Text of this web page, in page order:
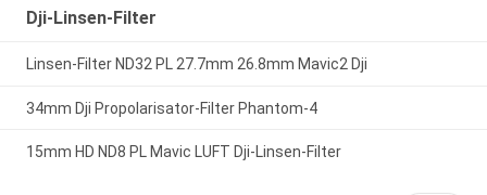
Dji-Linsen-Filter
Linsen-Filter ND32 PL 27.7mm 26.8mm Mavic2 Dji
34mm Dji Propolarisator-Filter Phantom-4
15mm HD ND8 PL Mavic LUFT Dji-Linsen-Filter